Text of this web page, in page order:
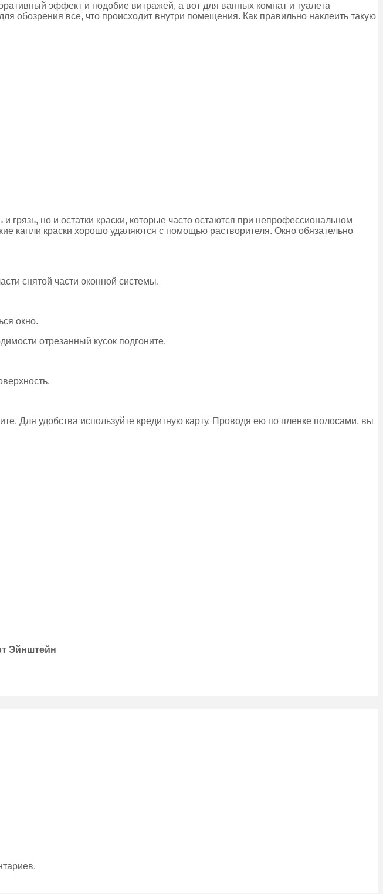
эффект и подобие витражей, а вот для ванных комнат и туалета
обозрения все, что происходит внутри помещения. Как правильно наклеить такую
грязь, но и остатки краски, которые часто остаются при непрофессиональном
капли краски хорошо удаляются с помощью растворителя. Окно обязательно
снятой части оконной системы.
окно.
отрезанный кусок подгоните.
Для удобства используйте кредитную карту. Проводя ею по пленке полосами, вы
Эйнштейн